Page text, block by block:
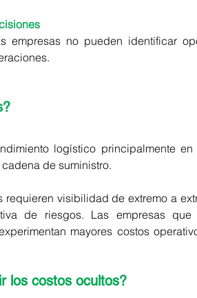
empresas no pueden identificar
logístico principalmente
de suministro.
requieren visibilidad de extremo a
de riesgos. Las empresas que
mayores costos
los costos ocultos?